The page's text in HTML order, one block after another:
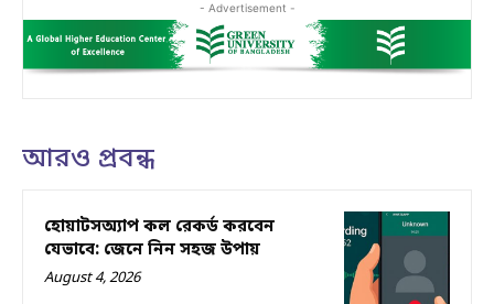
- Advertisement -
আরও প্রবন্ধ
হোয়াটসঅ্যাপ কল রেকর্ড করবেন
যেভাবে: জেনে নিন সহজ উপায়
August 4, 2026